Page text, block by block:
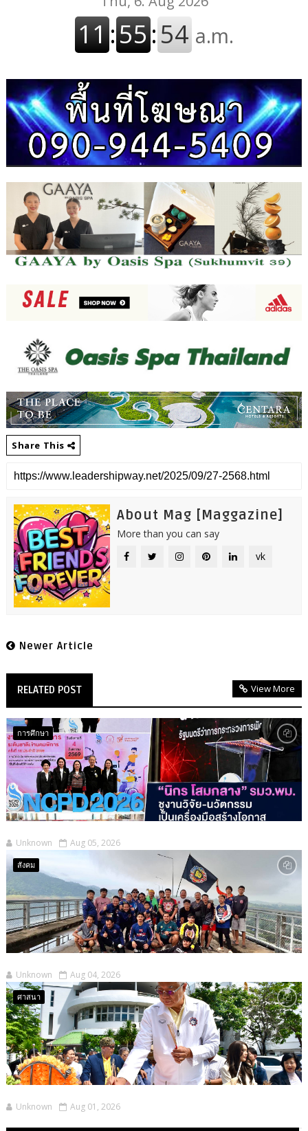
Share This
About Mag [Maggazine]
More than you can say
vk
Newer Article
RELATED POST View More
การศึกษา
Unknown Aug 05, 2026
สังคม
Unknown Aug 04, 2026
ศาสนา
Unknown Aug 01, 2026